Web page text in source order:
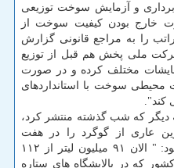
و آزمایش سوخت توزیعی
خارج بودن كیفیت سوخت از
را به مراجع قانونی گزارش
ملی پخش هم قبل از توزیع
مختلف كرده و در صورت
محیطی سوخت با استانداردهای
كند".
دیگر كه شب گذشته منتشر كرد،
لیتر بنزین عاری از گوگرد را در هفت
پالایشگاه كشور تشریح و اعلام نمود: " الان ۹۱ میلیون لیتر از ۱۱۲
كه در پالایشگاه های ستاره